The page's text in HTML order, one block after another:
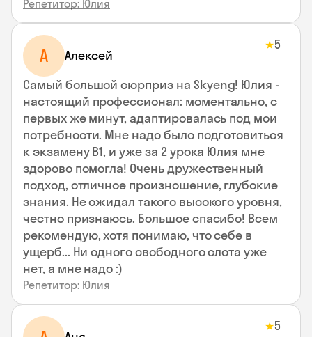
Репетитор: Юлия
А Алексей
★5
Самый большой сюрприз на Skyeng! Юлия -
настоящий профессионал: моментально, с
первых же минут, адаптировалась под мои
потребности. Мне надо было подготовиться
к экзамену В1, и уже за 2 урока Юлия мне
здорово помогла! Очень дружественный
подход, отличное произношение, глубокие
знания. Не ожидал такого высокого уровня,
честно признаюсь. Большое спасибо! Всем
рекомендую, хотя понимаю, что себе в
ущерб... Ни одного свободного слота уже
нет, а мне надо :)
Репетитор: Юлия
★5